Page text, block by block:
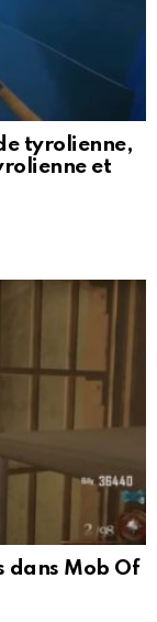
tyrolienne,
et
dans Mob Of